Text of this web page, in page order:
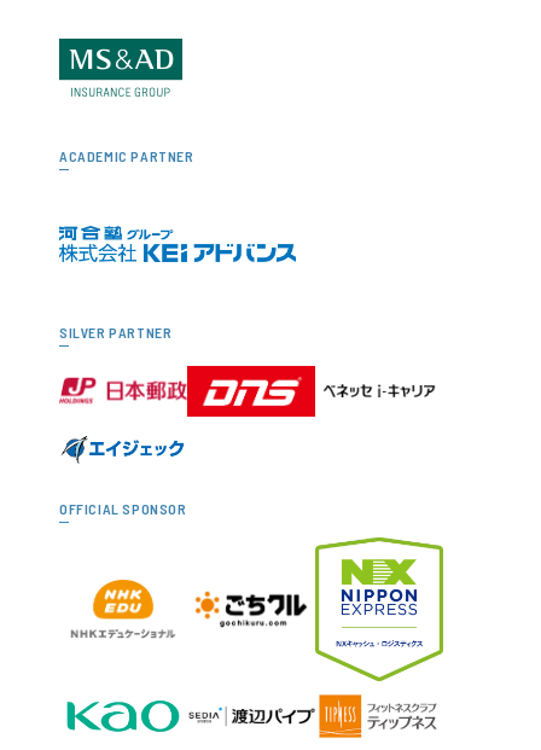
ACADEMIC PARTNER
SILVER PARTNER
OFFICIAL SPONSOR